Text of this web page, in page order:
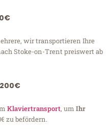
wir transportieren Ihre
Stoke-on-Trent preiswert ab
Klaviertransport, um Ihr
zu befördern.